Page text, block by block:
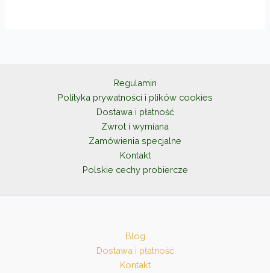
na
stronie
produktu
Regulamin
Polityka prywatności i plików cookies
Dostawa i płatność
Zwrot i wymiana
Zamówienia specjalne
Kontakt
Polskie cechy probiercze
Blog
Dostawa i płatność
Kontakt